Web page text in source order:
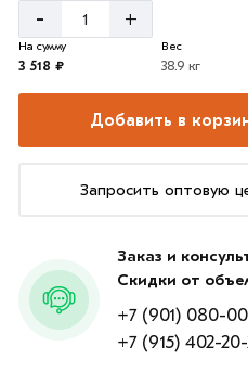
- +
На сумму
3 518 ₽
Вес
38.9 кг
Добавить в
Запросить оптовую
Заказ и
Скидки от
+7 (901) 080-
+7 (915) 402-